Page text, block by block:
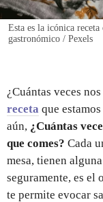
Esta es la icónica
gastronómico / Pexels
¿Cuántas veces
receta que
aún, ¿Cuántas
que comes? Cada
mesa, tienen
seguramente, es el
te permite evocar